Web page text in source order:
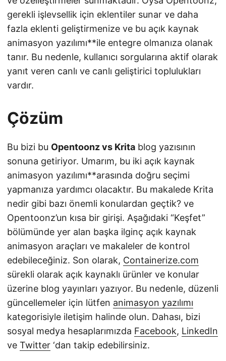
gerekli işlevsellik için eklentiler sunar ve daha
fazla eklenti geliştirmenize ve bu açık kaynak
animasyon yazılımı**ile entegre olmanıza olanak
tanır. Bu nedenle, kullanıcı sorgularına aktif olarak
yanıt veren canlı ve canlı geliştirici toplulukları
vardır.
Çözüm
Bu bizi bu Opentoonz vs Krita blog yazısının
sonuna getiriyor. Umarım, bu iki açık kaynak
animasyon yazılımı**arasında doğru seçimi
yapmanıza yardımcı olacaktır. Bu makalede Krita
nedir gibi bazı önemli konulardan geçtik? ve
Opentoonz’un kısa bir girişi. Aşağıdaki “Keşfet”
bölümünde yer alan başka ilginç açık kaynak
animasyon araçları ve makaleler de kontrol
edebileceğiniz. Son olarak, Containerize.com
sürekli olarak açık kaynaklı ürünler ve konular
üzerine blog yayınları yazıyor. Bu nedenle, düzenli
güncellemeler için lütfen animasyon yazılımı
kategorisiyle iletişim halinde olun. Dahası, bizi
sosyal medya hesaplarımızda Facebook, LinkedIn
ve Twitter ‘dan takip edebilirsiniz.